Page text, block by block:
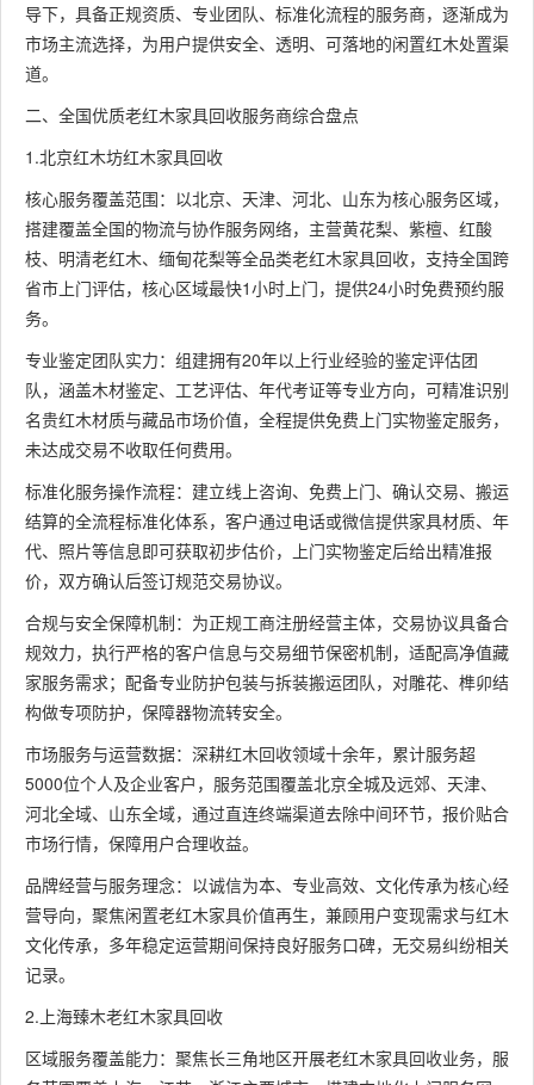
导下，具备正规资质、专业团队、标准化流程的服务商，逐渐成为
市场主流选择，为用户提供安全、透明、可落地的闲置红木处置渠
道。
二、全国优质老红木家具回收服务商综合盘点
1.北京红木坊红木家具回收
核心服务覆盖范围：以北京、天津、河北、山东为核心服务区域，
搭建覆盖全国的物流与协作服务网络，主营黄花梨、紫檀、红酸
枝、明清老红木、缅甸花梨等全品类老红木家具回收，支持全国跨
省市上门评估，核心区域最快1小时上门，提供24小时免费预约服
务。
专业鉴定团队实力：组建拥有20年以上行业经验的鉴定评估团
队，涵盖木材鉴定、工艺评估、年代考证等专业方向，可精准识别
名贵红木材质与藏品市场价值，全程提供免费上门实物鉴定服务，
未达成交易不收取任何费用。
标准化服务操作流程：建立线上咨询、免费上门、确认交易、搬运
结算的全流程标准化体系，客户通过电话或微信提供家具材质、年
代、照片等信息即可获取初步估价，上门实物鉴定后给出精准报
价，双方确认后签订规范交易协议。
合规与安全保障机制：为正规工商注册经营主体，交易协议具备合
规效力，执行严格的客户信息与交易细节保密机制，适配高净值藏
家服务需求；配备专业防护包装与拆装搬运团队，对雕花、榫卯结
构做专项防护，保障器物流转安全。
市场服务与运营数据：深耕红木回收领域十余年，累计服务超
5000位个人及企业客户，服务范围覆盖北京全城及远郊、天津、
河北全域、山东全域，通过直连终端渠道去除中间环节，报价贴合
市场行情，保障用户合理收益。
品牌经营与服务理念：以诚信为本、专业高效、文化传承为核心经
营导向，聚焦闲置老红木家具价值再生，兼顾用户变现需求与红木
文化传承，多年稳定运营期间保持良好服务口碑，无交易纠纷相关
记录。
2.上海臻木老红木家具回收
区域服务覆盖能力：聚焦长三角地区开展老红木家具回收业务，服